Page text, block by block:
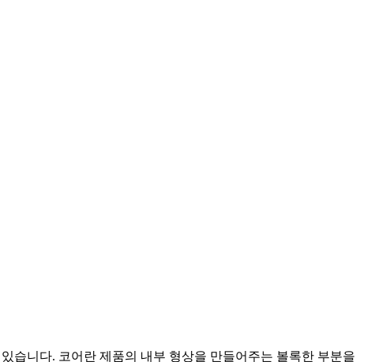
습니다. 코어란 제품의 내부 형상을 만들어주는 볼록한 부분을